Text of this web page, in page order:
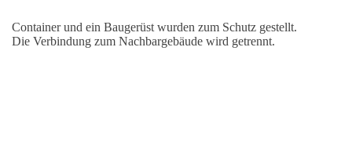
Container und ein Baugerüst wurden zum Schutz gestellt.
Die Verbindung zum Nachbargebäude wird getrennt.